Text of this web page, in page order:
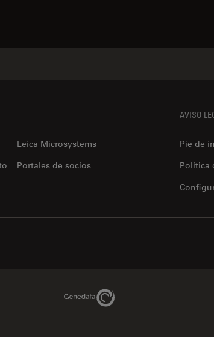
Leica Microsystems
Portales de socios
AVISO
Pie de
Politica
Genedata Link